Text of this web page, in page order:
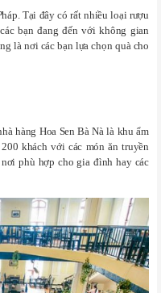
Tại đây có rất nhiều loại rượu
bạn đang đến với không gian
là nơi các bạn lựa chọn quà cho
hàng Hoa Sen Bà Nà là khu ẩm
khách với các món ăn truyền
phù hợp cho gia đình hay các